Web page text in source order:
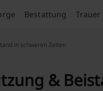
Bestattung Trauer
in schweren Zeiten
&